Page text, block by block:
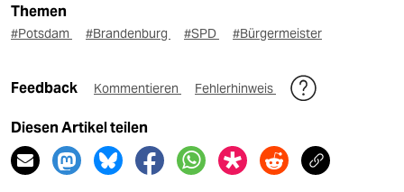
Themen
#Potsdam #Brandenburg #SPD #Bürgermeister
Feedback Kommentieren Fehlerhinweis
Diesen Artikel teilen